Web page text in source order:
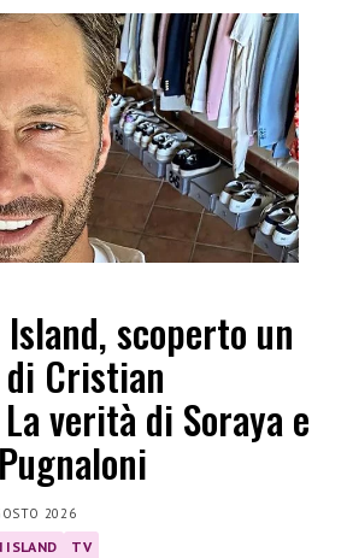
scoperto un
Cristian
verità di Soraya e
2026
ISLAND TV